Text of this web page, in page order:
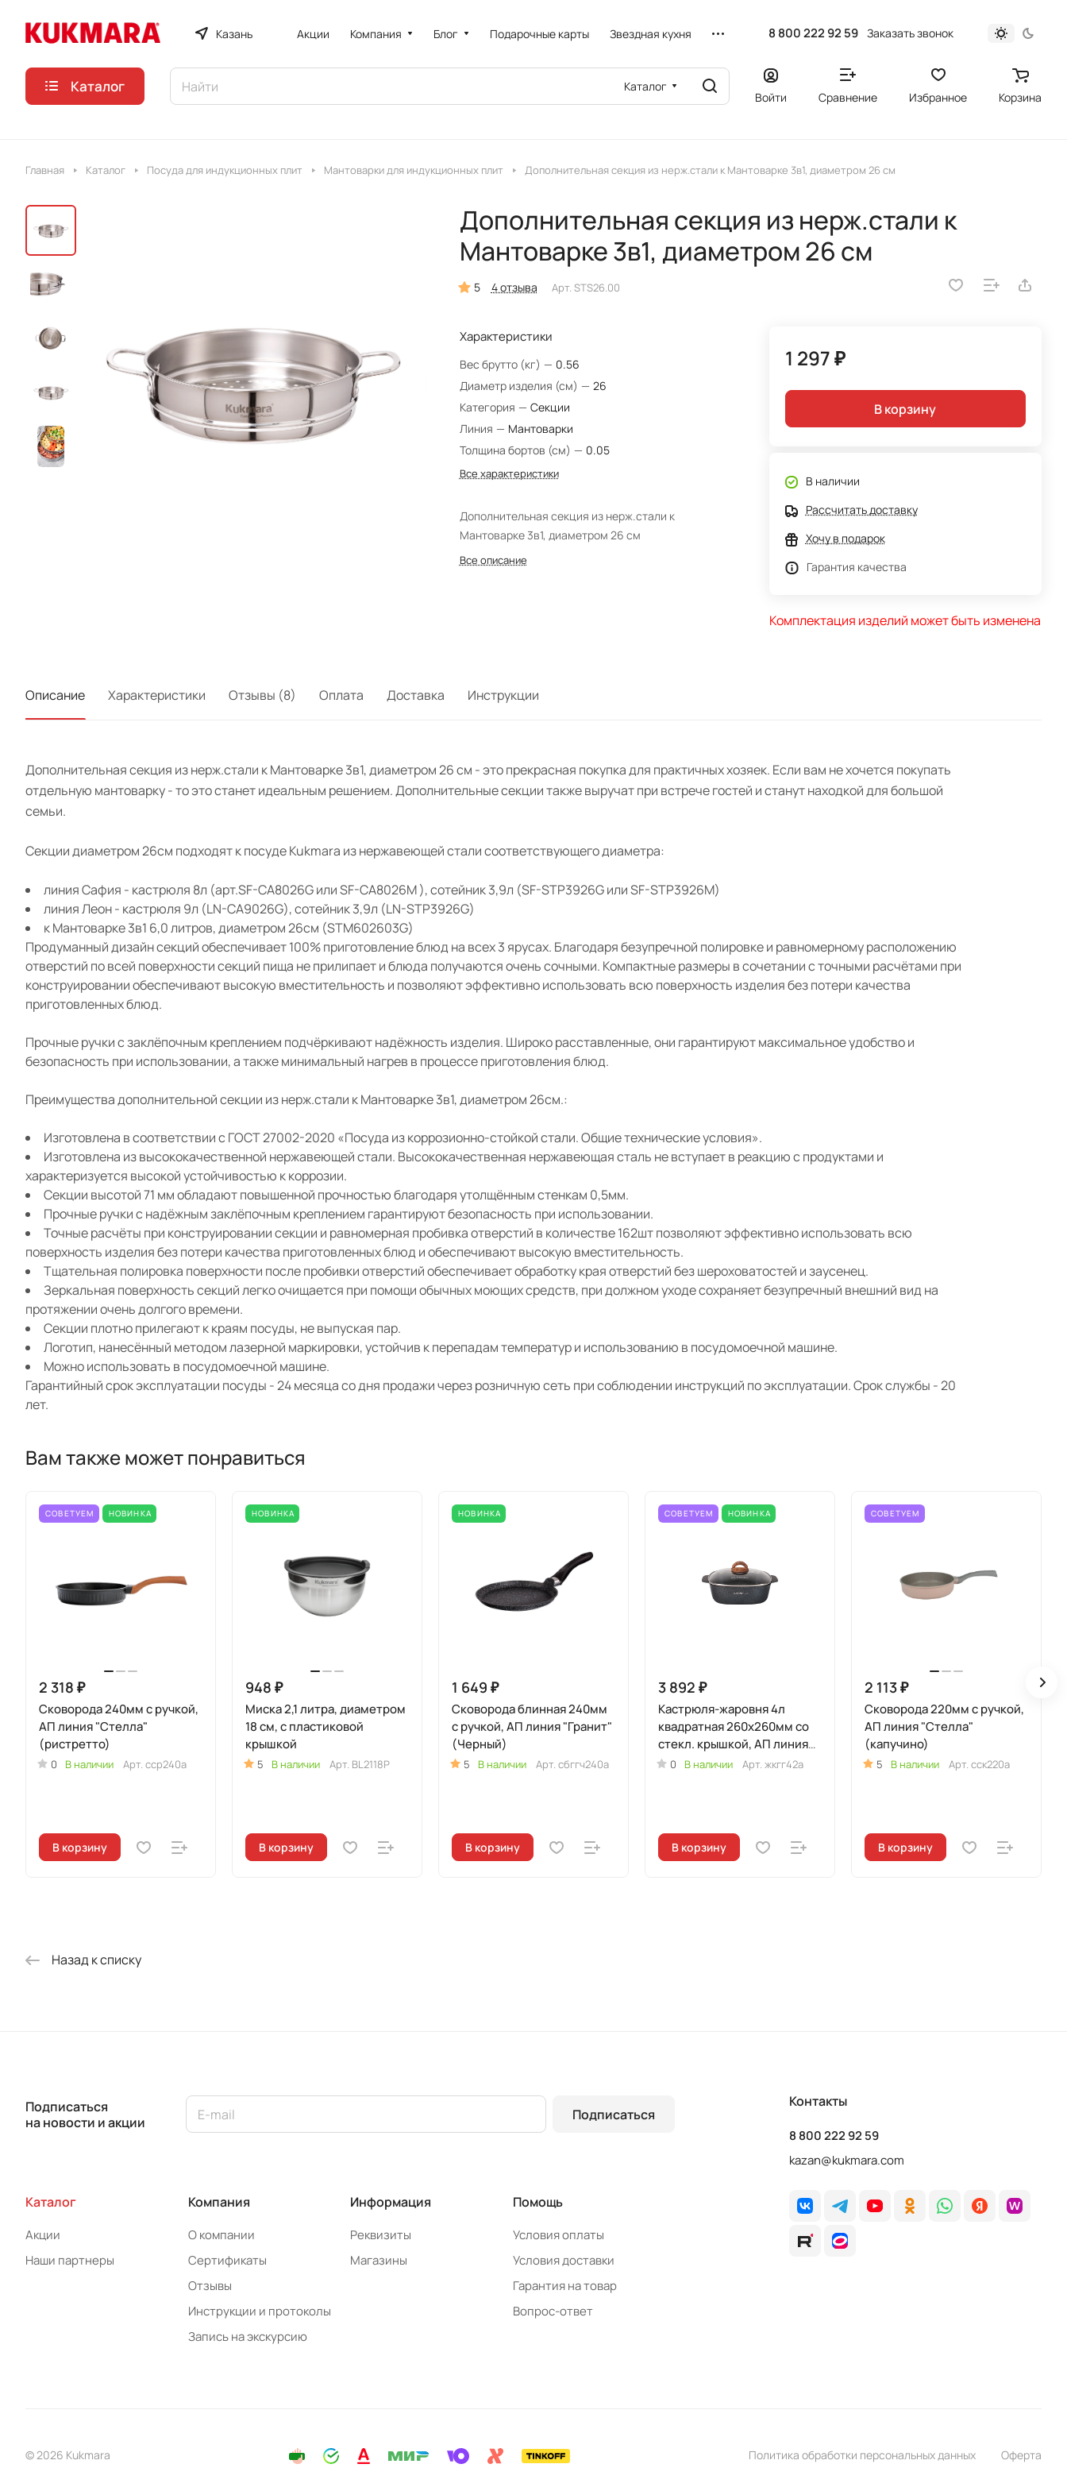
Казань Акции Компания Блог Подарочные карты Звездная кухня 8 800 222 92 59 Заказать звонок
Каталог Каталог
Войти Сравнение Избранное Корзина
Главная Каталог Посуда для индукционных плит Мантоварки для индукционных плит Дополнительная секция из нерж.стали к Мантоварке 3в1, диаметром 26 см
Дополнительная секция из нерж.стали к
Мантоварке 3в1, диаметром 26 см
5 4 отзыва Арт. STS26.00
Характеристики
Вес брутто (кг) — 0.56
Диаметр изделия (см) — 26
Категория — Секции
Линия — Мантоварки
Толщина бортов (см) — 0.05
Все характеристики
Дополнительная секция из нерж.стали к
Мантоварке 3в1, диаметром 26 см
Все описание
1 297 ₽
В корзину
В наличии
Рассчитать доставку
Хочу в подарок
Гарантия качества
Комплектация изделий может быть изменена
Описание Характеристики Отзывы (8) Оплата Доставка Инструкции
Дополнительная секция из нерж.стали к Мантоварке 3в1, диаметром 26 см - это прекрасная покупка для практичных хозяек. Если вам не хочется покупать
отдельную мантоварку - то это станет идеальным решением. Дополнительные секции также выручат при встрече гостей и станут находкой для большой
семьи.
Секции диаметром 26см подходят к посуде Kukmara из нержавеющей стали соответствующего диаметра:
линия Сафия - кастрюля 8л (арт.SF-CA8026G или SF-CA8026M ), сотейник 3,9л (SF-STP3926G или SF-STP3926M)
линия Леон - кастрюля 9л (LN-CA9026G), сотейник 3,9л (LN-STP3926G)
к Мантоварке 3в1 6,0 литров, диаметром 26см (STM602603G)
Продуманный дизайн секций обеспечивает 100% приготовление блюд на всех 3 ярусах. Благодаря безупречной полировке и равномерному расположению
отверстий по всей поверхности секций пища не прилипает и блюда получаются очень сочными. Компактные размеры в сочетании с точными расчётами при
конструировании обеспечивают высокую вместительность и позволяют эффективно использовать всю поверхность изделия без потери качества
приготовленных блюд.
Прочные ручки с заклёпочным креплением подчёркивают надёжность изделия. Широко расставленные, они гарантируют максимальное удобство и
безопасность при использовании, а также минимальный нагрев в процессе приготовления блюд.
Преимущества дополнительной секции из нерж.стали к Мантоварке 3в1, диаметром 26см.:
Изготовлена в соответствии с ГОСТ 27002-2020 «Посуда из коррозионно-стойкой стали. Общие технические условия».
Изготовлена из высококачественной нержавеющей стали. Высококачественная нержавеющая сталь не вступает в реакцию с продуктами и
характеризуется высокой устойчивостью к коррозии.
Секции высотой 71 мм обладают повышенной прочностью благодаря утолщённым стенкам 0,5мм.
Прочные ручки с надёжным заклёпочным креплением гарантируют безопасность при использовании.
Точные расчёты при конструировании секции и равномерная пробивка отверстий в количестве 162шт позволяют эффективно использовать всю
поверхность изделия без потери качества приготовленных блюд и обеспечивают высокую вместительность.
Тщательная полировка поверхности после пробивки отверстий обеспечивает обработку края отверстий без шероховатостей и заусенец.
Зеркальная поверхность секций легко очищается при помощи обычных моющих средств, при должном уходе сохраняет безупречный внешний вид на
протяжении очень долгого времени.
Секции плотно прилегают к краям посуды, не выпуская пар.
Логотип, нанесённый методом лазерной маркировки, устойчив к перепадам температур и использованию в посудомоечной машине.
Можно использовать в посудомоечной машине.
Гарантийный срок эксплуатации посуды - 24 месяца со дня продажи через розничную сеть при соблюдении инструкций по эксплуатации. Срок службы - 20
лет.
Вам также может понравиться
СОВЕТУЕМ НОВИНКА
2 318 ₽
Сковорода 240мм с ручкой,
АП линия "Стелла"
(ристретто)
0 В наличии Арт. сср240а
В корзину
НОВИНКА
948 ₽
Миска 2,1 литра, диаметром
18 см, с пластиковой
крышкой
5 В наличии Арт. BL2118P
В корзину
НОВИНКА
1 649 ₽
Сковорода блинная 240мм
с ручкой, АП линия "Гранит"
(Черный)
5 В наличии Арт. сбггч240а
В корзину
СОВЕТУЕМ НОВИНКА
3 892 ₽
Кастрюля-жаровня 4л
квадратная 260х260мм со
стекл. крышкой, АП линия
"Гранит ультра" (синий)
0 В наличии Арт. жкгг42а
В корзину
СОВЕТУЕМ
2 113 ₽
Сковорода 220мм с ручкой,
АП линия "Стелла"
(капучино)
5 В наличии Арт. сск220а
В корзину
Назад к списку
Подписаться
на новости и акции
Подписаться
Каталог
Акции
Наши партнеры
Компания
О компании
Сертификаты
Отзывы
Инструкции и протоколы
Запись на экскурсию
Информация
Реквизиты
Магазины
Помощь
Условия оплаты
Условия доставки
Гарантия на товар
Вопрос-ответ
Контакты
8 800 222 92 59
kazan@kukmara.com
© 2026 Kukmara Политика обработки персональных данных Оферта